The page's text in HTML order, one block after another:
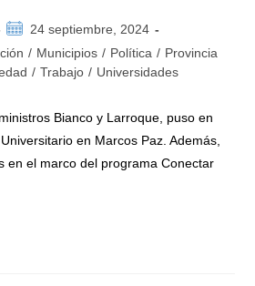
Publicación
de
la
24 septiembre, 2024
/ Municipios / Política / Provincia
/ Trabajo / Universidades
Bianco y Larroque, puso en
en Marcos Paz. Además,
en el marco del programa Conectar